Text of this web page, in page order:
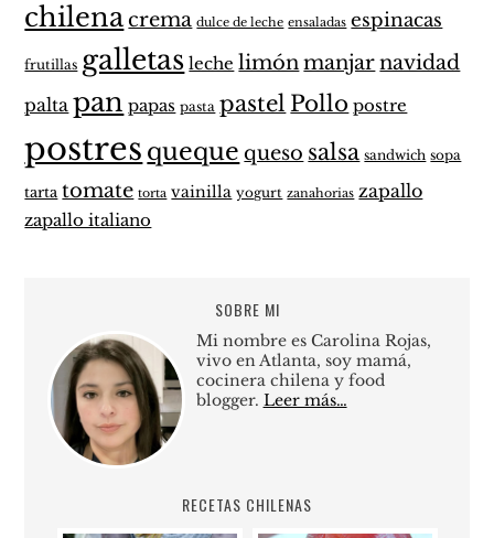
chilenacrema dulce de leche ensaladas espinacas
frutillas galletas leche limónmanjarnavidad
palta pan papas pasta pastel Pollo postre
postres queque queso salsa sandwich sopa
tarta tomate torta vainilla yogurt zanahorias zapallo
zapallo italiano
SOBRE MI
Mi nombre es Carolina Rojas,
vivo en Atlanta, soy mamá,
cocinera chilena y food
blogger. Leer más…
RECETAS CHILENAS